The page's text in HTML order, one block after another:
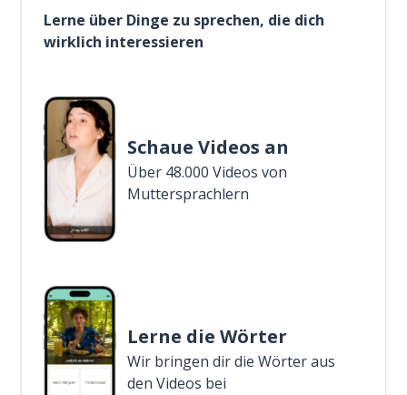
Lerne über Dinge zu sprechen, die dich
wirklich interessieren
Schaue Videos an
Über 48.000 Videos von
Muttersprachlern
Lerne die Wörter
Wir bringen dir die Wörter aus
den Videos bei